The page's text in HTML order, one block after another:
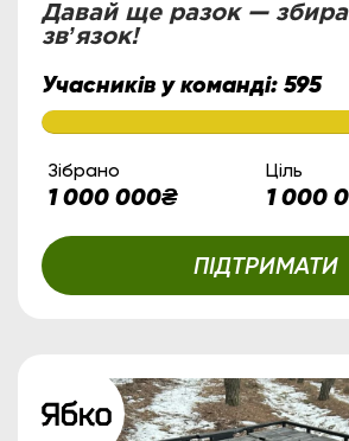
Давай ще разок —
звʼязок!
Учасників у команді: 595
Зібрано
1 000 000₴
Ціль
1 000
ПІДТРИМАТИ